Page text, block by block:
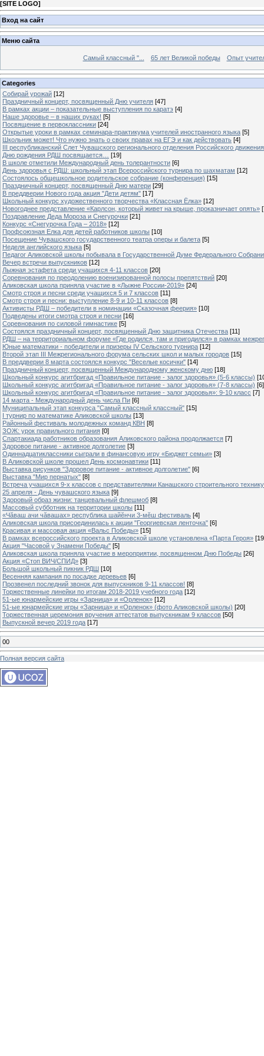
[SITE LOGO]
Вход на сайт
Меню сайта
Самый классный "... 65 лет Великой победы Опыт
Categories
Собирай урожай [12]
Праздничный концерт, посвященный Дню учителя [47]
В рамках акции – показательные выступления по каратэ [4]
Наше здоровье – в наших руках! [5]
Посвящение в первоклассники [24]
Открытые уроки в рамках семинара-практикума учителей иностранного языка [5]
Школьник может! Что нужно знать о своих правах на ЕГЭ и как действовать [4]
III республиканский Слет Чувашского регионального отделения Российского
Дню рождения РДШ посвящается…
[19]
В школе отметили Международный день толерантности [6]
День здоровья с РДШ: школьный этап Всероссийского турнира по шахматам [12]
Состоялось общешкольное родительское собрание (конференция) [15]
Праздничный концерт, посвященный Дню матери [29]
В преддверии Нового года акция "Дети детям" [17]
Школьный конкурс художественного творчества «Классная Ёлка» [12]
Новогоднее представление «Карлсон, который живет на крыше, проказничает опять»
Поздравление Деда Мороза и Снегурочки [21]
Конкурс «Снегурочка Года – 2018» [12]
Профсоюзная Елка для детей работников школы [10]
Посещение Чувашского государственного театра оперы и балета [5]
Неделя английского языка [5]
Педагог Аликовской школы побывала в Государственной Думе Федерального
Вечер встречи выпускников [12]
Лыжная эстафета среди учащихся 4-11 классов [20]
Cоревнования по преодолению военизированной полосы препятствий [20]
Аликовская школа приняла участие в «Лыжне России-2019» [24]
Смотр строя и песни среди учащихся 5 и 7 классов [11]
Смотр строя и песни: выступление 8-9 и 10-11 классов [8]
Активисты РДШ – победители в номинации «Сказочная феерия» [10]
Подведены итоги смотра строя и песни [16]
Соревнования по силовой гимнастике [5]
Состоялся праздничный концерт, посвященный Дню защитника Отечества [11]
РДШ – на территориальном форуме «Где родился, там и пригодился» в рамках
Юные математики - победители и призеры IV Сельского турнира [12]
Второй этап III Межрегионального форума сельских школ и малых городов [15]
В преддверии 8 марта состоялся конкурс "Веселые косички" [14]
Праздничный концерт, посвященный Международному женскому дню [18]
Школьный конкурс агитбригад «Правильное питание - залог здоровья» (5-6 классы)
Школьный конкурс агитбригад «Правильное питание - залог здоровья» (7-8 классы) [6]
Школьный конкурс агитбригад «Правильное питание - залог здоровья»: 9-10 класс [7]
14 марта - Международный день числа Пи [6]
Муниципальный этап конкурса "Самый классный классный" [15]
I турнир по математике Аликовской школы [13]
Районный фестиваль молодежных команд КВН [8]
ЗОЖ: урок правильного питания [0]
Спартакиада работников образования Аликовского района продолжается [7]
Здоровое питание - активное долголетие [3]
Одиннадцатиклассники сыграли в финансовую игру «Бюджет семьи» [3]
В Аликовской школе прошел День космонавтики [11]
Выставка рисунков "Здоровое питание - активное долголетие" [6]
Выставка "Мир пернатых" [8]
Встреча учащихся 9-х классов с представителями Канашского строительного
25 апреля - День чувашского языка [9]
Здоровый образ жизни: танцевальный флешмоб [8]
Массовый субботник на территории школы [11]
«Чăваш ачи чăвашах» республика шайĕнчи 3-мĕш фестиваль [4]
Аликовская школа присоединилась к акции "Георгиевская ленточка" [6]
Красивая и массовая акция «Вальс Победы» [15]
В рамках всероссийского проекта в Аликовской школе установлена «Парта Героя»
Акция "Часовой у Знамени Победы" [5]
Аликовская школа приняла участие в мероприятии, посвященном Дню Победы [26]
Акция «Стоп ВИЧ/СПИД» [3]
Большой школьный пикник РДШ [10]
Весенняя кампания по посадке деревьев [6]
Прозвенел последний звонок для выпускников 9-11 классов! [8]
Торжественные линейки по итогам 2018-2019 учебного года [12]
51-ые юнармейские игры «Зарница» и «Орленок» [12]
51-ые юнармейские игры «Зарница» и «Орленок» (фото Аликовской школы) [20]
Торжественная церемония вручения аттестатов выпускникам 9 классов [50]
Выпускной вечер 2019 года [17]
00
Полная версия сайта